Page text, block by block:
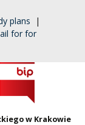
plans |
for for
w Krakowie